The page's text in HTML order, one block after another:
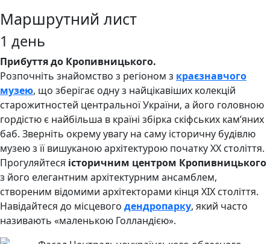
Маршрутний лист
1 день
Прибуття до Кропивницького.
Розпочніть знайомство з регіоном з краєзнавчого
музею, що зберігає одну з найцікавіших колекцій
старожитностей центральної України, а його головною
гордістю є найбільша в країні збірка скіфських кам’яних
баб. Зверніть окрему увагу на саму історичну будівлю
музею з її вишуканою архітектурою початку ХХ століття.
Прогуляйтеся історичним центром Кропивницького
з його елегантним архітектурним ансамблем,
створеним відомими архітекторами кінця ХІХ століття.
Навідайтеся до місцевого дендропарку, який часто
називають «маленькою Голландією».